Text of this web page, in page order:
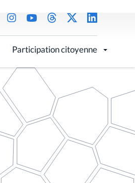
Participation citoyenne